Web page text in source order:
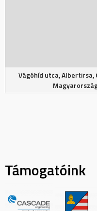
Vágóhíd utca, Albertirsa,
Támogatóink